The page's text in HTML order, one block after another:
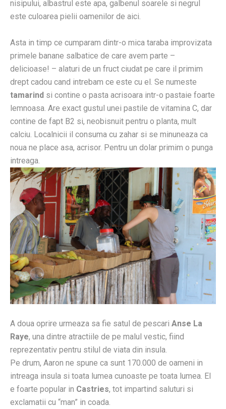
nisipului, albastrul este apa, galbenul soarele si negrul
este culoarea pielii oamenilor de aici.
Asta in timp ce cumparam dintr-o mica taraba improvizata
primele banane salbatice de care avem parte –
delicioase! – alaturi de un fruct ciudat pe care il primim
drept cadou cand intrebam ce este cu el. Se numeste
tamarind si contine o pasta acrisoara intr-o pastaie foarte
lemnoasa. Are exact gustul unei pastile de vitamina C, dar
contine de fapt B2 si, neobisnuit pentru o planta, mult
calciu. Localnicii il consuma cu zahar si se minuneaza ca
noua ne place asa, acrisor. Pentru un dolar primim o punga
intreaga.
A doua oprire urmeaza sa fie satul de pescari Anse La
Raye, una dintre atractiile de pe malul vestic, fiind
reprezentativ pentru stilul de viata din insula.
Pe drum, Aaron ne spune ca sunt 170.000 de oameni in
intreaga insula si toata lumea cunoaste pe toata lumea. El
e foarte popular in Castries, tot impartind saluturi si
exclamatii cu “man” in coada.